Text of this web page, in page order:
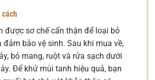
được sơ chế cẩn thận để loại bỏ
đảm bảo vệ sinh. Sau khi mua về,
bỏ mang, ruột và rửa sạch dưới
Để khử mùi tanh hiệu quả, bạn